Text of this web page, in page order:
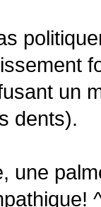
un
dents).
une